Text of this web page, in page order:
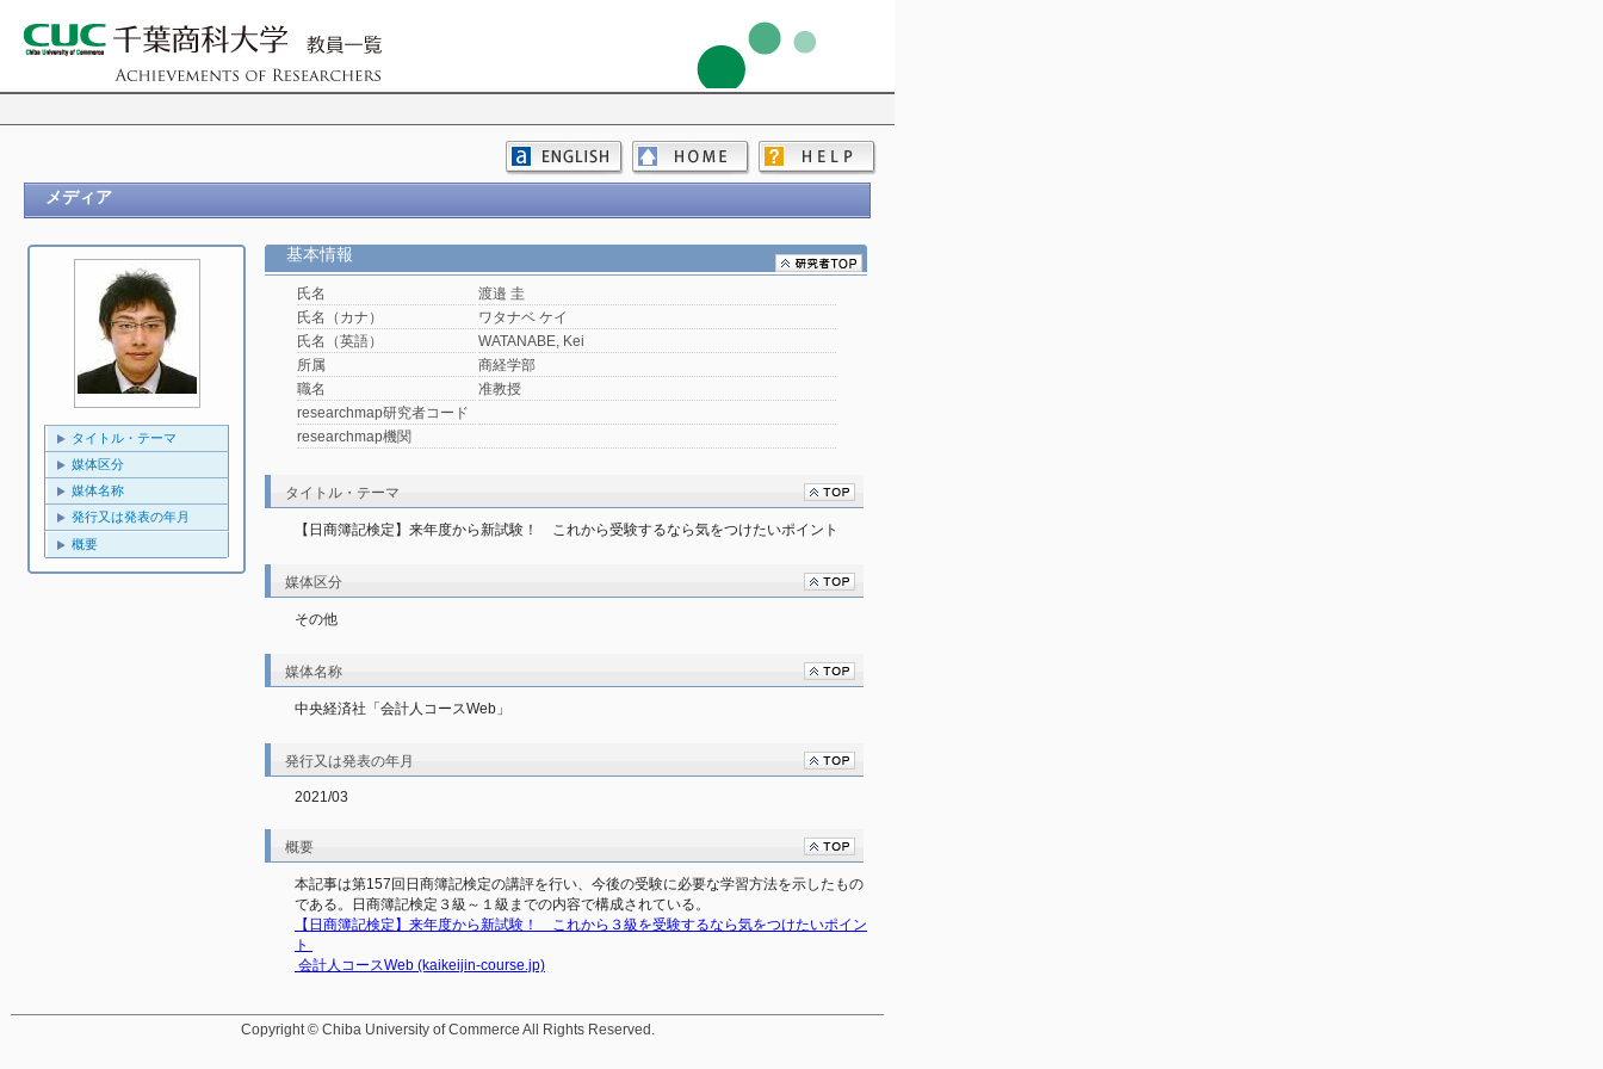
メディア
タイトル・テーマ
媒体区分
媒体名称
発行又は発表の年月
概要
基本情報
氏名
渡邉 圭
氏名（カナ）
ワタナベ ケイ
氏名（英語）
WATANABE, Kei
所属
商経学部
職名
准教授
researchmap研究者コード
researchmap機関
タイトル・テーマ
【日商簿記検定】来年度から新試験！　これから受験するなら気をつけたいポイント
媒体区分
その他
媒体名称
中央経済社「会計人コースWeb」
発行又は発表の年月
2021/03
概要
本記事は第157回日商簿記検定の講評を行い、今後の受験に必要な学習方法を示したもの
である。日商簿記検定３級～１級までの内容で構成されている。
【日商簿記検定】来年度から新試験！　これから３級を受験するなら気をつけたいポイン
ト
会計人コースWeb (kaikeijin-course.jp)